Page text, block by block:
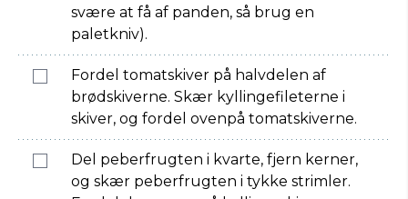
svære at få af panden, så brug en
paletkniv).
Fordel tomatskiver på halvdelen af
brødskiverne. Skær kyllingefileterne i
skiver, og fordel ovenpå tomatskiverne.
Del peberfrugten i kvarte, fjern kerner,
og skær peberfrugten i tykke strimler.